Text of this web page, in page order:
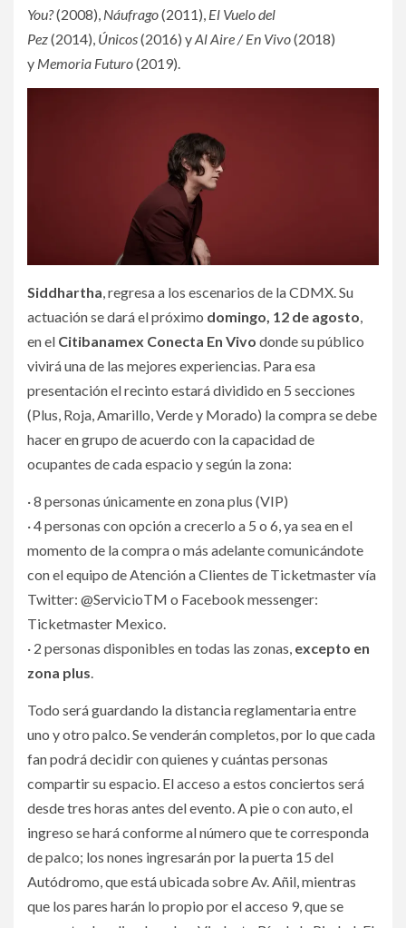
You?(2008), Náufrago(2011), El Vuelo del
Pez(2014), Únicos(2016) yAl Aire / En Vivo(2018)
y Memoria Futuro(2019).
Siddhartha, regresa a los escenarios de la CDMX. Su
actuación se dará el próximo domingo, 12 de agosto,
en el Citibanamex Conecta En Vivo donde su público
vivirá una de las mejores experiencias. Para esa
presentación el recinto estará dividido en 5 secciones
(Plus, Roja, Amarillo, Verde y Morado) la compra se debe
hacer en grupo de acuerdo con la capacidad de
ocupantes de cada espacio y según la zona:
· 8 personas únicamente en zona plus (VIP)
· 4 personas con opción a crecerlo a 5 o 6, ya sea en el
momento de la compra o más adelante comunicándote
con el equipo de Atención a Clientes de Ticketmaster vía
Twitter: @ServicioTM o Facebook messenger:
Ticketmaster Mexico.
· 2 personas disponibles en todas las zonas, excepto en
zona plus.
Todo será guardando la distancia reglamentaria entre
uno y otro palco. Se venderán completos, por lo que cada
fan podrá decidir con quienes y cuántas personas
compartir su espacio. El acceso a estos conciertos será
desde tres horas antes del evento. A pie o con auto, el
ingreso se hará conforme al número que te corresponda
de palco; los nones ingresarán por la puerta 15 del
Autódromo, que está ubicada sobre Av. Añil, mientras
que los pares harán lo propio por el acceso 9, que se